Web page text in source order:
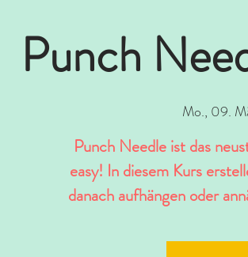
Punch
Mo., 09.
Punch Needle ist das
easy! In diesem Kurs
danach aufhängen oder